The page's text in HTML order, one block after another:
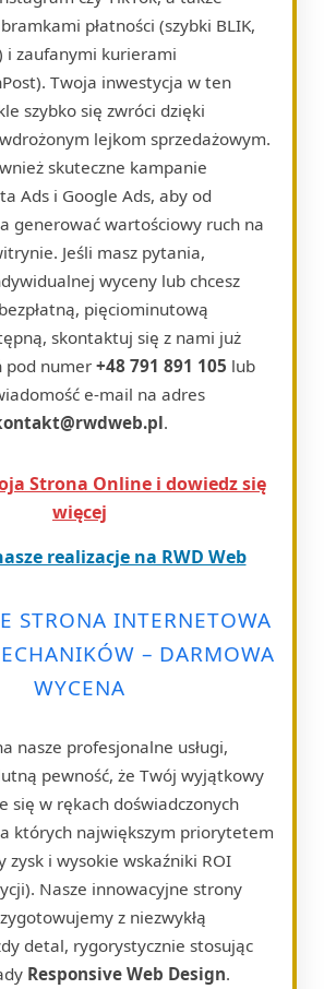
płatności (szybki BLIK,
i zaufanymi kurierami
Twoja inwestycja w ten
szybko się zwróci dzięki
lejkom sprzedażowym.
skuteczne kampanie
Ads i Google Ads, aby od
generować wartościowy ruch na
Jeśli masz pytania,
wyceny lub chcesz
pięciominutową
skontaktuj się z nami już
pod numer +48 791 891 105 lub
e-mail na adres
.
Strona Online i dowiedz się
więcej
realizacje na RWD Web
STRONA INTERNETOWA
– DARMOWA
WYCENA
nasze profesjonalne usługi,
pewność, że Twój wyjątkowy
się w rękach doświadczonych
których największym priorytetem
zysk i wysokie wskaźniki ROI
Nasze innowacyjne strony
z niezwykłą
detal, rygorystycznie stosując
Responsive Web Design.